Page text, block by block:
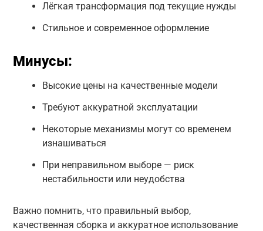
Лёгкая трансформация под текущие нужды
Стильное и современное оформление
Минусы:
Высокие цены на качественные модели
Требуют аккуратной эксплуатации
Некоторые механизмы могут со временем
изнашиваться
При неправильном выборе — риск
нестабильности или неудобства
Важно помнить, что правильный выбор,
качественная сборка и аккуратное использование